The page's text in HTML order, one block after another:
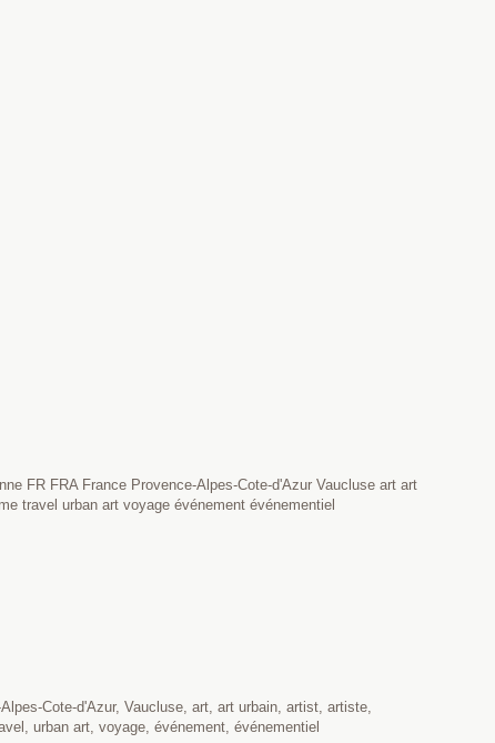
FR FRA France Provence-Alpes-Cote-d'Azur Vaucluse art art
travel urban art voyage événement événementiel
Cote-d'Azur, Vaucluse, art, art urbain, artist, artiste,
urban art, voyage, événement, événementiel